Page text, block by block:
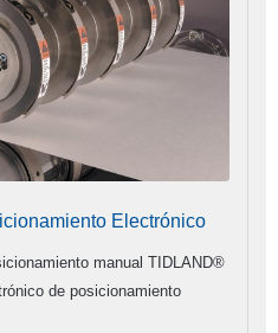
Electrónico
manual TIDLAND®
de posicionamiento